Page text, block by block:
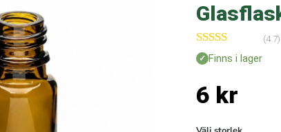
Betygsatt
4.67av 5
kundrecens
ioner
(4.7)
Finns i lager
6 kr